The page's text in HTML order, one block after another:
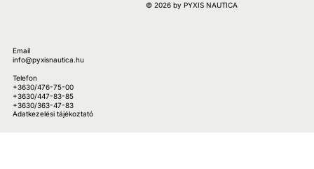
Email
info@pyxisnautica.hu
Telefon
+3630/476-75-00
+3630/447-83-85
+3630/363-47-83
© 2026 by PYXIS NAUTICA
Adatkezelési tájékoztató